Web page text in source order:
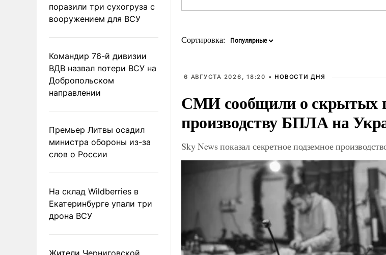
поразили три сухогруза с
вооружением для ВСУ
Командир 76-й дивизии
ВДВ назвал потери ВСУ на
Добропольском
направлении
Премьер Литвы осадил
министра обороны из-за
слов о России
На склад Wildberries в
Екатеринбурге упали три
дрона ВСУ
Жители Черниговской
Сортировка:
6 АВГУСТА 2026, 18:20 • НОВОСТИ ДНЯ
СМИ сообщили о скрытых
производству БПЛА на
Sky News показал секретное подземное